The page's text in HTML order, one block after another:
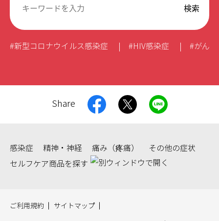
#新型コロナウイルス感染症 #HIV感染症 #がん
Share
感染症 精神・神経 痛み（疼痛）
その他の症状
セルフケア商品を探す
ご利用規約 サイトマップ